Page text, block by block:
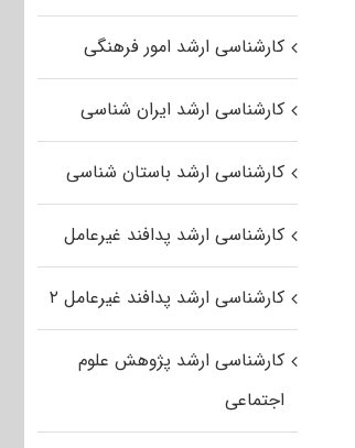
کارشناسی ارشد امور فرهنگی
کارشناسی ارشد ایران شناسی
کارشناسی ارشد باستان شناسی
کارشناسی ارشد پدافند غیرعامل
کارشناسی ارشد پدافند غیرعامل ۲
کارشناسی ارشد پژوهش علوم
اجتماعی